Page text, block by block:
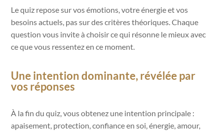
Le quiz repose sur vos émotions, votre énergie et vos
besoins actuels, pas sur des critères théoriques. Chaque
question vous invite à choisir ce qui résonne le mieux avec
ce que vous ressentez en ce moment.
Une intention dominante, révélée par
vos réponses
À la fin du quiz, vous obtenez une intention principale :
apaisement, protection, confiance en soi, énergie, amour,